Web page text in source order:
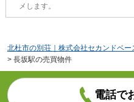
メします。
北杜市の別荘｜株式会社セカンドベー
> 長坂駅の売買物件
電話で